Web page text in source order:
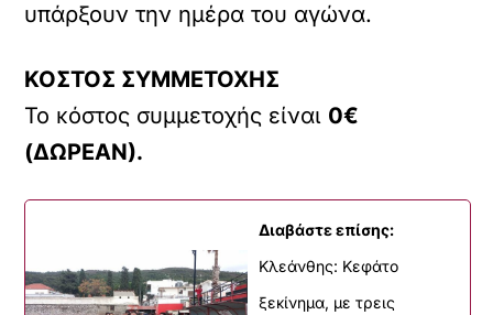
υπάρξουν την ημέρα του αγώνα.
ΚΟΣΤΟΣ ΣΥΜΜΕΤΟΧΗΣ
Το κόστος συμμετοχής είναι 0€
(ΔΩΡΕΑΝ).
Διαβάστε επίσης:
Κλεάνθης: Κεφάτο
ξεκίνημα, με τρεις